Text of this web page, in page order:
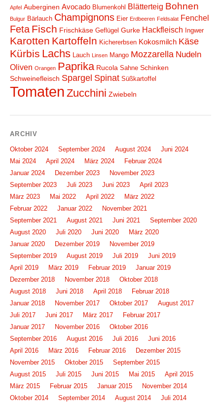
Apfel Auberginen Avocado Blumenkohl Blätterteig Bohnen
Bulgur Bärlauch Champignons Eier Erdbeeren Feldsalat Fenchel
Feta Fisch Frischkäse Geflügel Gurke Hackfleisch Ingwer
Karotten Kartoffeln Kichererbsen Kokosmilch Käse
Kürbis Lachs Lauch Linsen Mango Mozzarella Nudeln
Oliven Orangen Paprika Rucola Sahne Schinken
Schweinefleisch Spargel Spinat Süßkartoffel
Tomaten Zucchini Zwiebeln
ARCHIV
Oktober 2024 September 2024 August 2024
Juni 2024
Mai 2024
April 2024 März 2024
Februar 2024
Januar 2024
Dezember 2023
November 2023
September 2023
Juli 2023 Juni 2023
April 2023
März 2023
Mai 2022 April 2022
März 2022
Februar 2022
Januar 2022
November 2021
September 2021
August 2021 Juni 2021
September 2020
August 2020
Juli 2020 Juni 2020
März 2020
Januar 2020
Dezember 2019
November 2019
September 2019
August 2019 Juli 2019
Juni 2019
April 2019
März 2019 Februar 2019
Januar 2019
Dezember 2018
November 2018
Oktober 2018
August 2018
Juni 2018 April 2018
Februar 2018
Januar 2018
November 2017 Oktober 2017
August 2017
Juli 2017
Juni 2017 März 2017
Februar 2017
Januar 2017
November 2016
Oktober 2016
September 2016
August 2016 Juli 2016
Juni 2016
April 2016
März 2016 Februar 2016
Dezember 2015
November 2015
Oktober 2015
September 2015
August 2015
Juli 2015 Juni 2015 Mai 2015
April 2015
März 2015
Februar 2015 Januar 2015
November 2014
Oktober 2014
September 2014 August 2014 Juli 2014